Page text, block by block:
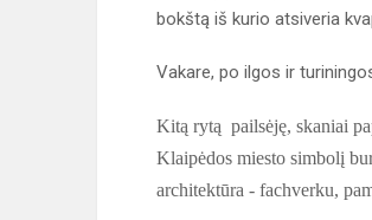
bokštą iš kurio atsiveria
Vakare, po ilgos ir
Kitą rytą pailsėję, skaniai
Klaipėdos miesto simbolį
architektūra - fachverku,